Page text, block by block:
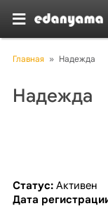
Главная » Надежда
Надежда
Статус:Активен
Дата